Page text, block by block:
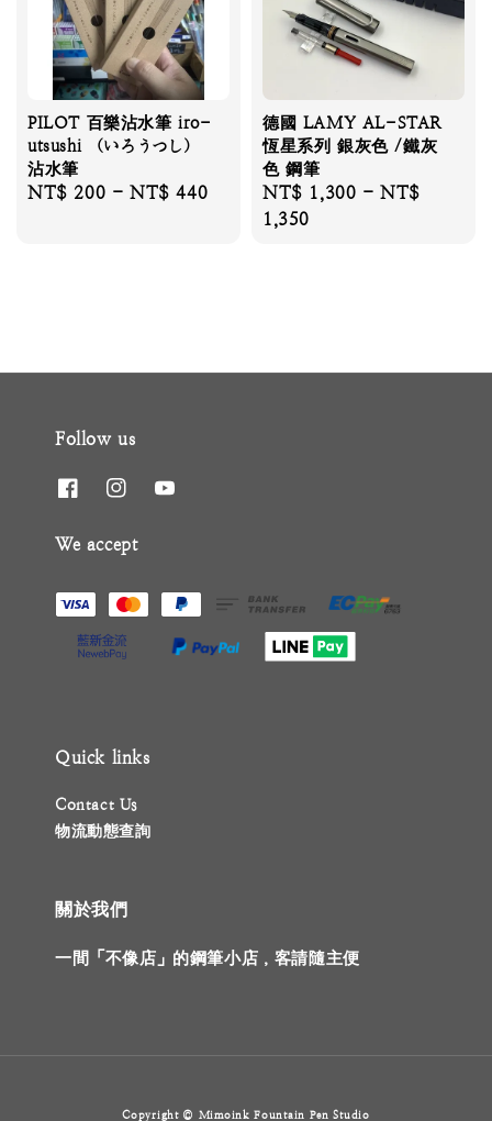
PILOT 百樂沾水筆 iro-
utsushi （いろうつし）
沾水筆
Regular
NT$ 200 -NT$ 440
德國 LAMY AL-STAR
恆星系列 銀灰色 /鐵灰
色 鋼筆
Regular
price
NT$ 1,300 -NT$
1,350
Follow us
We accept
Quick links
Contact Us
物流動態查詢
關於我們
一間「不像店」的鋼筆小店，客請隨主便
Copyright © Mimoink Fountain Pen Studio